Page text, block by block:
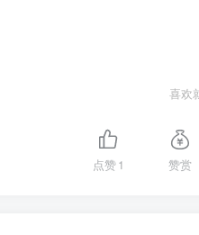
喜欢
点赞1 赞赏